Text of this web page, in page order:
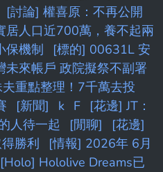
[討論] 權喜原：不再公開
居人口近700萬，養不起兩
保機制
[標的] 00631L 安
未來帳戶 政院擬祭不副署
重點整理！7千萬去投
[新聞] k F
[花邊] JT：
人待一起
[閒聊]
[花邊]
勝利
[情報] 2026年 6月
[Holo] Hololive Dreams已